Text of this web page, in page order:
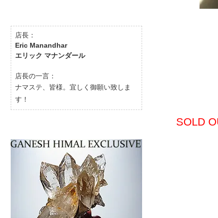
店長：
Eric Manandhar
エリック マナンダール
店長の一言：
ナマステ、皆様。宜しく御願い致しま
す！
SOLD